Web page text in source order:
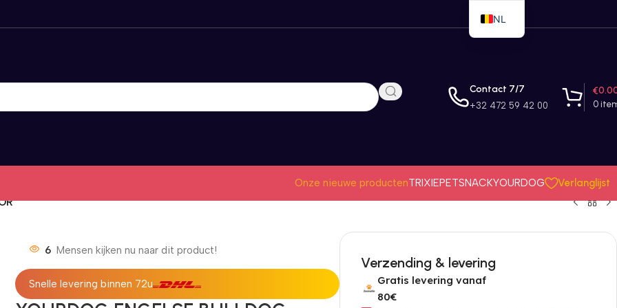
Contact 7/7
+32 472 59 42 00 0
€
Onze nieuwe productenTRIXIEPETSNACKYOURDOG
Verlanglijst
6 Mensen kijken nu naar dit product!
Snelle levering binnen 72u
Verzending & levering
Gratis levering vanaf
80€
NL
EN